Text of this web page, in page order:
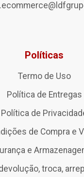
Políticas
Termo de Uso
Política de Entregas
Política de
de Compra e
e
troca,